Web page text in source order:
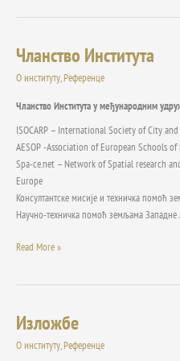
Чланство Института
О институту,Референце
Чланство Института у међународним
ISOCARP – International Society of City
AESOP -Association of European Schools
Spa-ce.net – Network of Spatial research
Europe
Консултантске мисије и техничка помоћ
Научно-техничка помоћ земљама Западне
Чланство
Read More »
Изложбе
О институту,Референце
Изложбе